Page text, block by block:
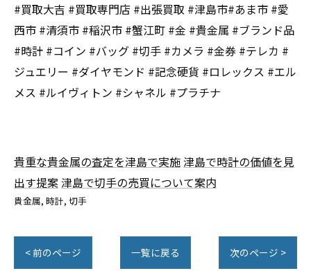
#買取大吉 #買取専門店 #出張買取 #津島市#あま市 #愛
西市 #清須市 #稲沢市 #蟹江町 #金 #貴金属 #ブランド品
#時計 #コイン #バッグ #切手 #カメラ #金券 #テレカ #
ジュエリー #ダイヤモンド #記念硬貨 #ロレックス #エル
メス #ルイヴィトン #シャネル #プラチナ
貴重な貴金属の査定を津島で実施 津島で時計の価値を見
出す提案 津島で切手の売買について案内
貴金属 時計 切手
< 前のページ 一覧に戻る 次のページ >